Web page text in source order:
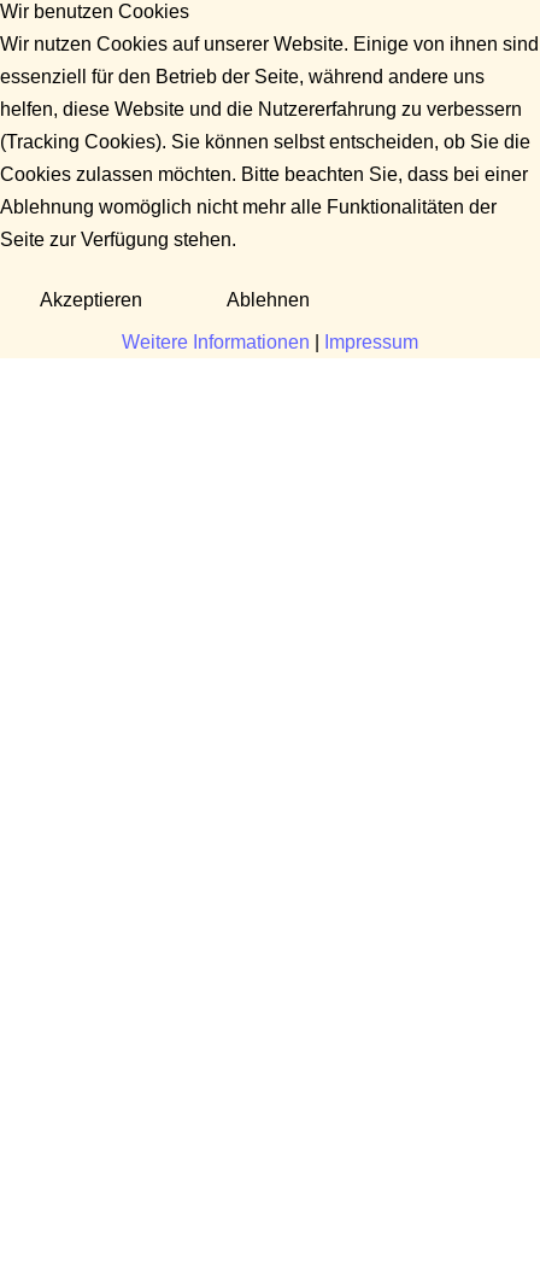
Wir benutzen Cookies
Wir nutzen Cookies auf unserer Website. Einige von ihnen sind
essenziell für den Betrieb der Seite, während andere uns
helfen, diese Website und die Nutzererfahrung zu verbessern
(Tracking Cookies). Sie können selbst entscheiden, ob Sie die
Cookies zulassen möchten. Bitte beachten Sie, dass bei einer
Ablehnung womöglich nicht mehr alle Funktionalitäten der
Seite zur Verfügung stehen.
Akzeptieren Ablehnen
Weitere Informationen Impressum